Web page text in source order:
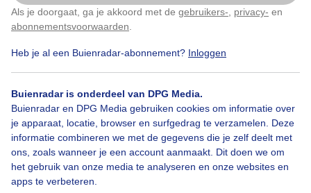
Als je doorgaat, ga je akkoord met de gebruikers- privacy- en
abonnementsvoorwaarden
Heb je al een Buienradar-abonnement? Inloggen
Buienradar is onderdeel van DPG Media.
Buienradar en DPG Media gebruiken cookies om informatie over
je apparaat, locatie, browser en surfgedrag te verzamelen. Deze
informatie combineren we met de gegevens die je zelf deelt met
ons, zoals wanneer je een account aanmaakt. Dit doen we om
het gebruik van onze media te analyseren en onze websites en
apps te verbeteren.
Door: ria brasser Gemaakt: 17-03-2025, 51x bekeken
Bekijk slideshow
Klik hierom dit aan te passen